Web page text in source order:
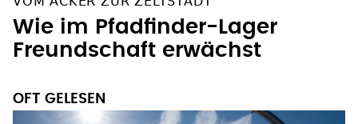
Wie im Pfadfinder-Lager
Freundschaft erwächst